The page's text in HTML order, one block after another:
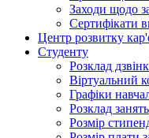
Заходи щодо
Сертифікати
Центр розвитку
Студенту
Розклад
Віртуальний
Графіки
Розклад занять
Розмір